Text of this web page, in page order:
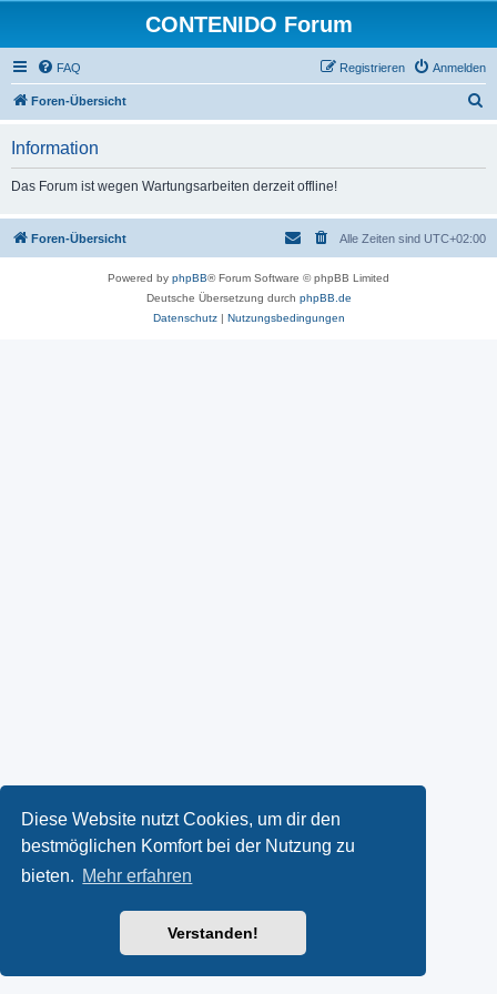
Diese Website nutzt Cookies, um dir den
bestmöglichen Komfort bei der Nutzung zu
bieten. Mehr erfahren
Verstanden!
CONTENIDO Forum
FAQ Anmelden
Registrieren
Foren-Übersicht
Information
Das Forum ist wegen Wartungsarbeiten derzeit offline!
Foren-Übersicht Alle Zeiten sind UTC+02:00
Powered by phpBB® Forum Software © phpBB Limited
Deutsche Übersetzung durch phpBB.de
Datenschutz| Nutzungsbedingungen